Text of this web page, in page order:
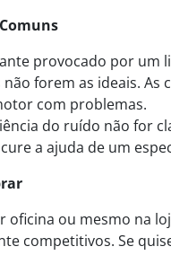
provocado por um
forem as ideais. As
com problemas.
do ruído não for
a ajuda de um
oficina ou mesmo na
competitivos. Se